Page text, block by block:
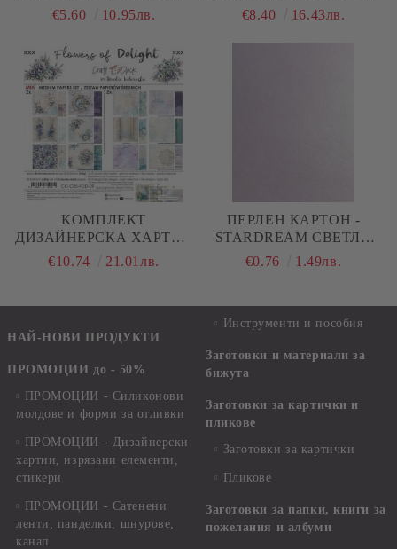
- FLOWERS OF DELIGHT
€5.60 10.95лв.
- FLOWERS OF DELIGHT
€8.40 16.43лв.
КОМПЛЕКТ
ДИЗАЙНЕРСКА ХАРТИЯ
- FLOWERS OF DELIGHT
€10.74 21.01лв.
ПЕРЛЕН КАРТОН -
STARDREAM СВЕТЛО
ЛИЛАВ - А4 - 285 G/M²
€0.76 1.49лв.
НАЙ-НОВИ ПРОДУКТИ
ПРОМОЦИИ до - 50%
ПРОМОЦИИ - Силиконови
молдове и форми за отливки
ПРОМОЦИИ - Дизайнерски
хартии, изрязани елементи,
стикери
ПРОМОЦИИ - Сатенени
ленти, панделки, шнурове,
канап
Инструменти и пособия
Заготовки и материали за
бижута
Заготовки за картички и
пликове
Заготовки за картички
Пликове
Заготовки за папки, книги за
пожелания и албуми